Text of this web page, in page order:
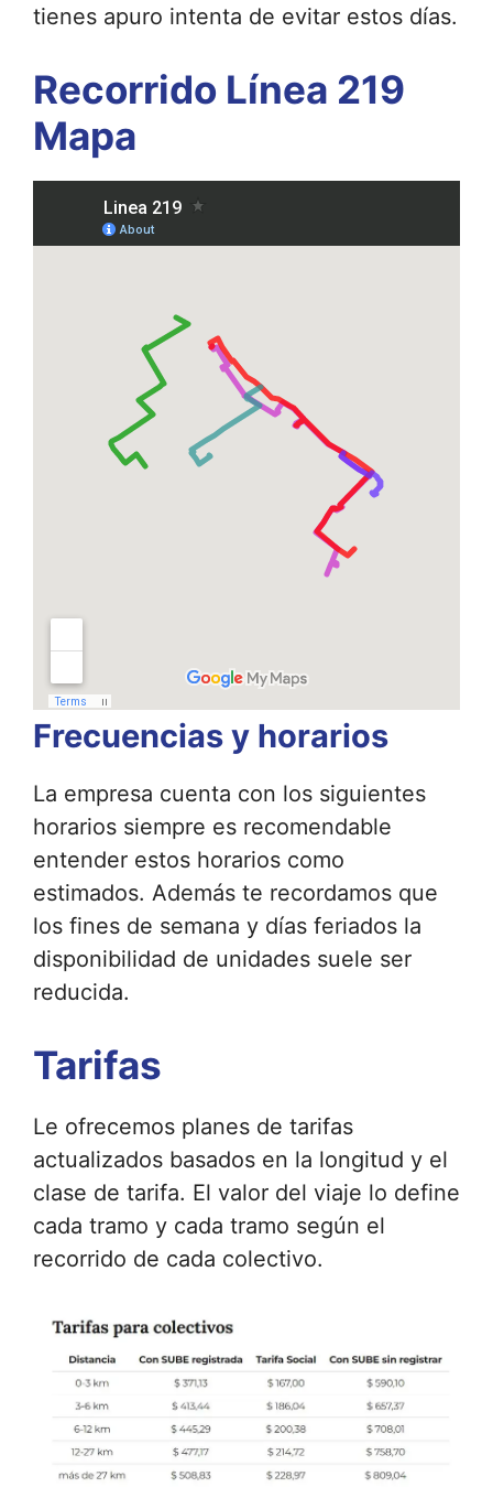
tienes apuro intenta de evitar estos días.
Recorrido Línea 219
Mapa
Frecuencias y horarios
La empresa cuenta con los siguientes
horarios siempre es recomendable
entender estos horarios como
estimados. Además te recordamos que
los fines de semana y días feriados la
disponibilidad de unidades suele ser
reducida.
Tarifas
Le ofrecemos planes de tarifas
actualizados basados ​​en la longitud y el
clase de tarifa. El valor del viaje lo define
cada tramo y cada tramo según el
recorrido de cada colectivo.